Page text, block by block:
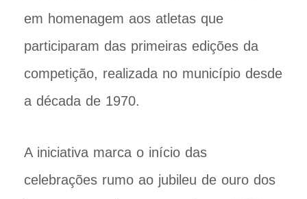
em homenagem aos atletas que
participaram das primeiras edições da
competição, realizada no município desde
a década de 1970.
A iniciativa marca o início das
celebrações rumo ao jubileu de ouro dos